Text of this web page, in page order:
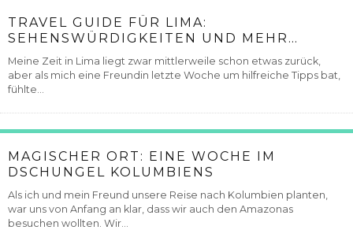
TRAVEL GUIDE FÜR LIMA:
SEHENSWÜRDIGKEITEN UND MEHR…
Meine Zeit in Lima liegt zwar mittlerweile schon etwas zurück,
aber als mich eine Freundin letzte Woche um hilfreiche Tipps bat,
fühlte...
MAGISCHER ORT: EINE WOCHE IM
DSCHUNGEL KOLUMBIENS
Als ich und mein Freund unsere Reise nach Kolumbien planten,
war uns von Anfang an klar, dass wir auch den Amazonas
besuchen wollten. Wir...